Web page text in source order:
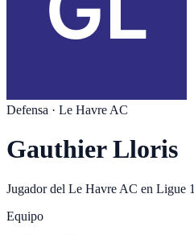
Defensa · Le Havre AC
Gauthier Lloris
Jugador del Le Havre AC en Ligue 1
Equipo